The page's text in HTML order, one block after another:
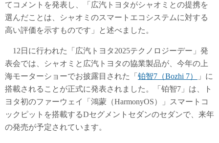
てコメントを発表し、「広汽トヨタがシャオミとの提携を
選んだことは、シャオミのスマートエコシステムに対する
高い評価を示すものです」と述べました。
12日に行われた「広汽トヨタ2025テクノロジーデー」発
表会では、シャオミと広汽トヨタの協業製品が、今年の上
海モーターショーでお披露目された「 铂智7（Bozhi 7）
」に
搭載されることが正式に発表されました。「铂智7」は、ト
ヨタ初のファーウェイ「鴻蒙（HarmonyOS）」スマートコ
ックピットを搭載するDセグメントセダンのセダンで、来年
の発売が予定されています。